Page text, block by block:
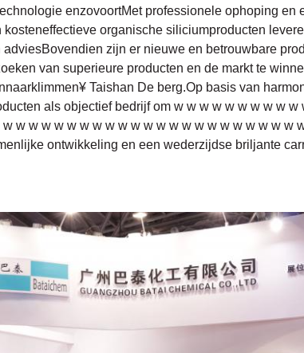
enzovoortMet professionele ophoping en
organische siliciumproducten
zijn er nieuwe en betrouwbare
van superieure producten en de markt te
naarklimmen¥ Taishan De berg.Op basis van
als objectief bedrijf om w w w w w w w w w
w w w w w w w w w w w w w w w w w w w w w w
ontwikkeling en een wederzijdse briljante